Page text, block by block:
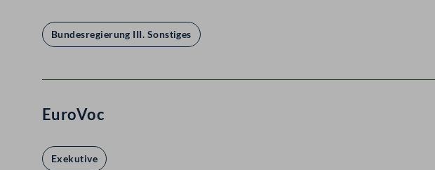
Bundesregierung III. Sonstiges
EuroVoc
Exekutive